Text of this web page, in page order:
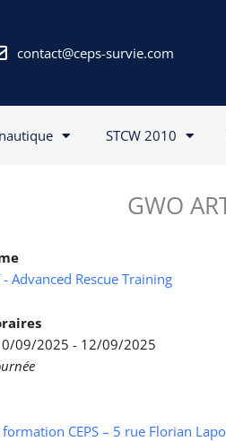
contact@ceps-survie.com
STCW 2010
GWO
- Advanced Rescue Training
09/2025 - 12/09/2025
formation CEPS – 5 rue Florian